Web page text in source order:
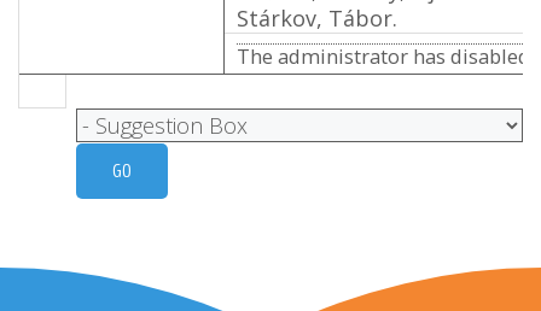
Stárkov, Tábor.
The administrator has disabled